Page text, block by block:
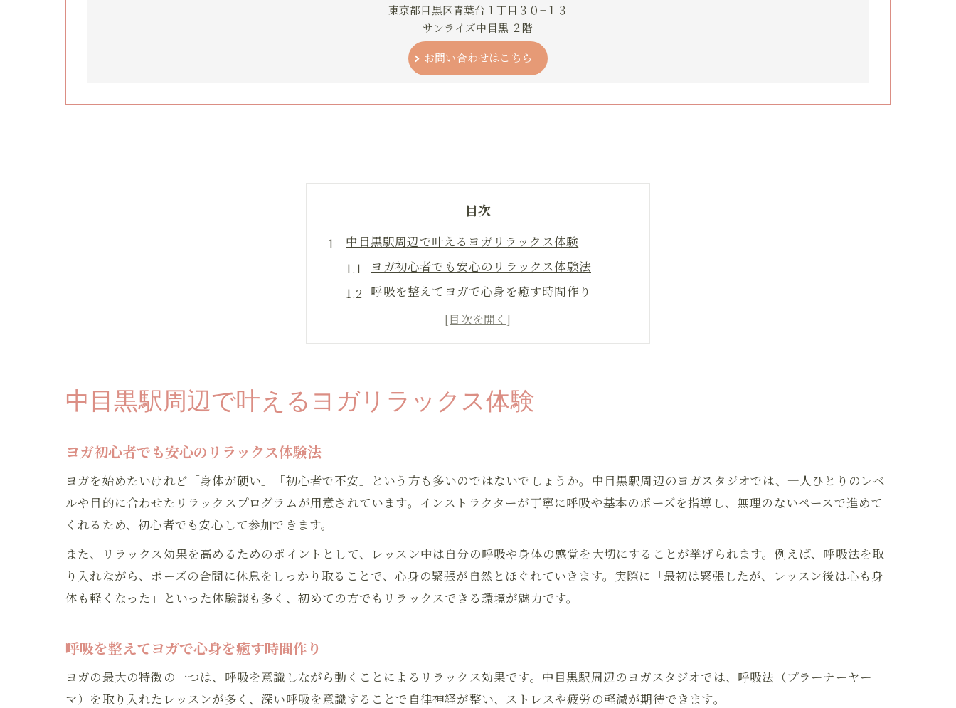
東京都目黒区青葉台１丁目３０−１３
サンライズ中目黒 ２階
お問い合わせはこちら
目次
中目黒駅周辺で叶えるヨガリラックス体験
ヨガ初心者でも安心のリラックス体験法
呼吸を整えてヨガで心身を癒す時間作り
ヨガスタジオ選びで叶える理想のリラックス
中目黒駅近くでヨガリラックスを満喫するコツ
リラックスしたい日にヨガがもたらす癒し
ヨガで日常の疲れを癒すリラックスの流れ
ヨガならではの癒し効果を日々の生活に
ヨガで心身を整える始めやすいポイント
リラックスも叶う中目黒駅ヨガの魅力
ゆったりヨガで味わう中目黒駅の新しい日常
中目黒駅周辺で叶えるヨガリラックス体験
ヨガ初心者でも安心のリラックス体験法
ヨガを始めたいけれど「身体が硬い」「初心者で不安」という方も多いのではないでしょうか。中目黒駅周辺のヨガスタジオでは、一人ひとりのレベ
ルや目的に合わせたリラックスプログラムが用意されています。インストラクターが丁寧に呼吸や基本のポーズを指導し、無理のないペースで進めて
くれるため、初心者でも安心して参加できます。
また、リラックス効果を高めるためのポイントとして、レッスン中は自分の呼吸や身体の感覚を大切にすることが挙げられます。例えば、呼吸法を取
り入れながら、ポーズの合間に休息をしっかり取ることで、心身の緊張が自然とほぐれていきます。実際に「最初は緊張したが、レッスン後は心も身
体も軽くなった」といった体験談も多く、初めての方でもリラックスできる環境が魅力です。
呼吸を整えてヨガで心身を癒す時間作り
ヨガの最大の特徴の一つは、呼吸を意識しながら動くことによるリラックス効果です。中目黒駅周辺のヨガスタジオでは、呼吸法（プラーナーヤー
マ）を取り入れたレッスンが多く、深い呼吸を意識することで自律神経が整い、ストレスや疲労の軽減が期待できます。